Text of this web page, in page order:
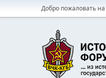
Добро пожаловать на